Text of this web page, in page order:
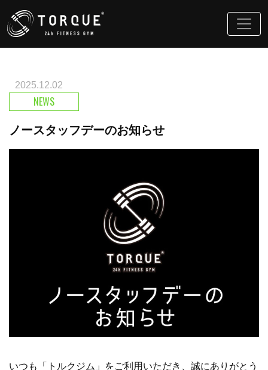
2025.12.02
NEWS
ノースタッフデーのお知らせ
いつも「トルクジム」をご利用いただき、誠にありがとう